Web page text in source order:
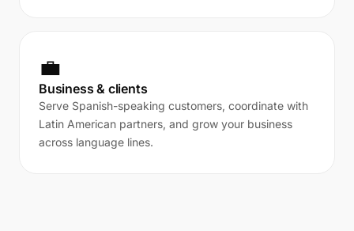
💼
Business & clients
Serve Spanish-speaking customers, coordinate with
Latin American partners, and grow your business
across language lines.